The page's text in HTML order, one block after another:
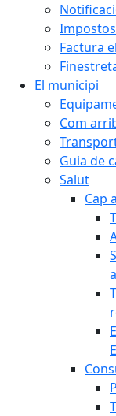
Impostos
Factura
El municipi
Com
Guia de
Salut
Cap